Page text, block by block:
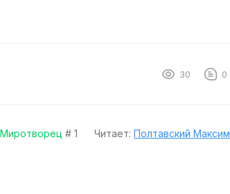
30 0
Миротворец # 1 Читает: Полтавский Максим